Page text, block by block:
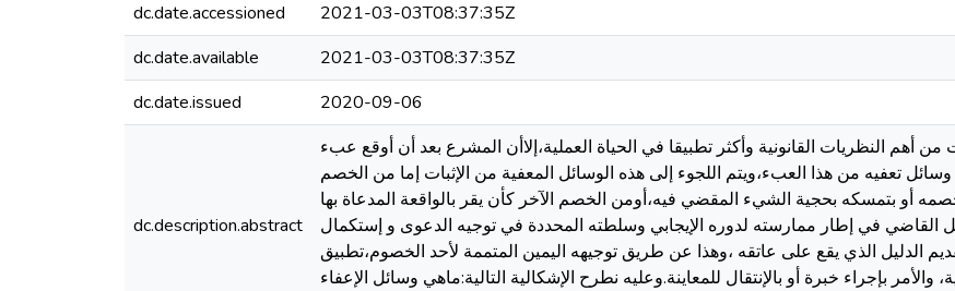
dc.date.accessioned
2021-03-03T08:37:35Z
dc.date.available
2021-03-03T08:37:35Z
dc.date.issued
2020-09-06
dc.description.abstract
أهم النظريات القانونية وأكثر تطبيقا في الحياة العملية،إلاأن المشرع بعد أن أوقع عبء
تعفيه من هذا العبء،ويتم اللجوء إلى هذه الوسائل المعفية من الإثبات إما من الخصم
أو بتمسكه بحجية الشيء المقضي فيه،أومن الخصم الآخر كأن يقر بالواقعة المدعاة بها
القاضي في إطار ممارسته لدوره الإيجابي وسلطته المحددة في توجيه الدعوى و إستكمال
الدليل الذي يقع على عاتقه ،وهذا عن طريق توجيهه اليمين المتممة لأحد الخصوم،تطبيق
والأمر بإجراء خبرة أو بالإنتقال للمعاينة.وعليه نطرح الإشكالية التالية:ماهي وسائل الإعفاء